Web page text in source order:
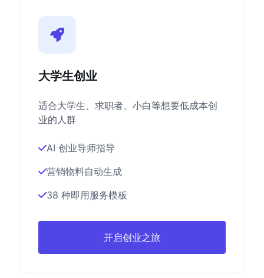
大学生创业
适合大学生、求职者、小白等想要低成本创
业的人群
AI 创业导师指导
营销物料自动生成
38 种即用服务模板
开启创业之旅